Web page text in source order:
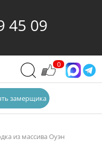
45 09
0
замерщика
из массива Оуэн